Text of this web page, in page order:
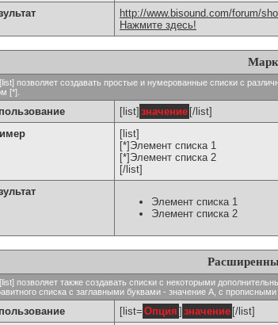
http://www.bisound.com/forum/
Нажмите здесь!
позволяет создавать простые и нумерованные списки с
[*].
[list] значение [/list]
[list]
[*]Элемент списка 1
[*]Элемент списка 2
[/list]
Элемент списка 1
Элемент списка 2
позволяет также создавать списки с некоторыми
списка с заглавными буквами - значение A, с
[list= Опция ] значение [/list]